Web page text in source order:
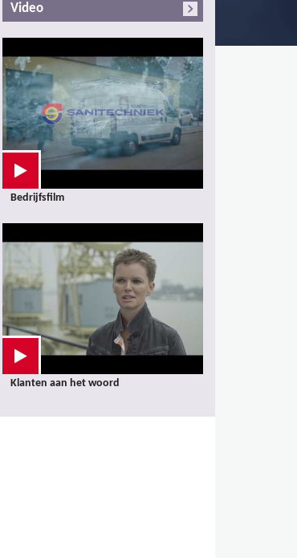
Video
Bedrijfsfilm
Klanten aan het woord